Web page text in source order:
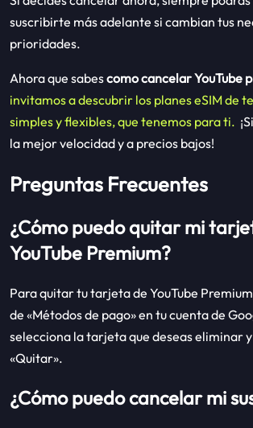
suscribirte más adelante si cambian tus
prioridades.
Ahora que sabescomo cancelar YouTube
invitamos a descubrir los planes eSIM de
simples y flexibles, que tenemos para ti.
la mejor velocidad y a precios bajos!
Preguntas Frecuentes
¿Cómo puedo quitar mi
YouTube Premium?
Para quitar tu tarjeta de YouTube
de «Métodos de pago» en tu cuenta de
selecciona la tarjeta que deseas eliminar
«Quitar».
¿Cómo puedo cancelar mi